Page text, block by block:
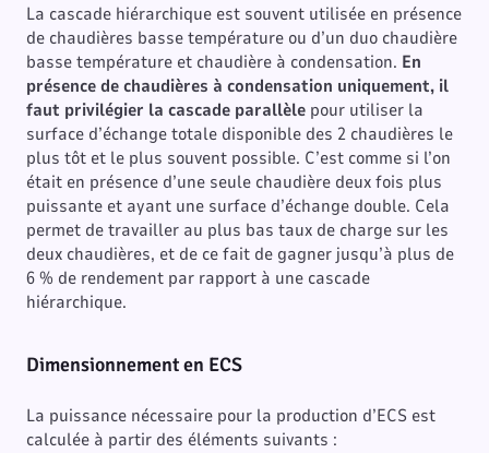
La cascade hiérarchique est souvent utilisée en présence
de chaudières basse température ou d’un duo chaudière
basse température et chaudière à condensation. En
présence de chaudières à condensation uniquement, il
faut privilégier la cascade parallèle pour utiliser la
surface d’échange totale disponible des 2 chaudières le
plus tôt et le plus souvent possible. C’est comme si l’on
était en présence d’une seule chaudière deux fois plus
puissante et ayant une surface d’échange double. Cela
permet de travailler au plus bas taux de charge sur les
deux chaudières, et de ce fait de gagner jusqu’à plus de
6 % de rendement par rapport à une cascade
hiérarchique.
Dimensionnement en ECS
La puissance nécessaire pour la production d’ECS est
calculée à partir des éléments suivants :